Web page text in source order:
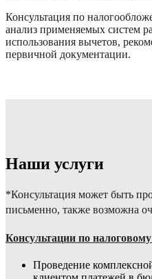
Консультация по
анализ применяемых систем
использования вычетов,
первичной документации.
Наши услуги
*Консультация может быть
письменно, также возможна
Консультации по налоговому
Проведение